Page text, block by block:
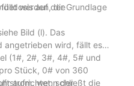
auf der Grundlage
werden, die
Bild (l). Das
angetrieben wird, fällt es
(1#, 2#, 3#, 4#, 5# und
Stück, 0# von 360
aufrichtet, schließt die
wenn der